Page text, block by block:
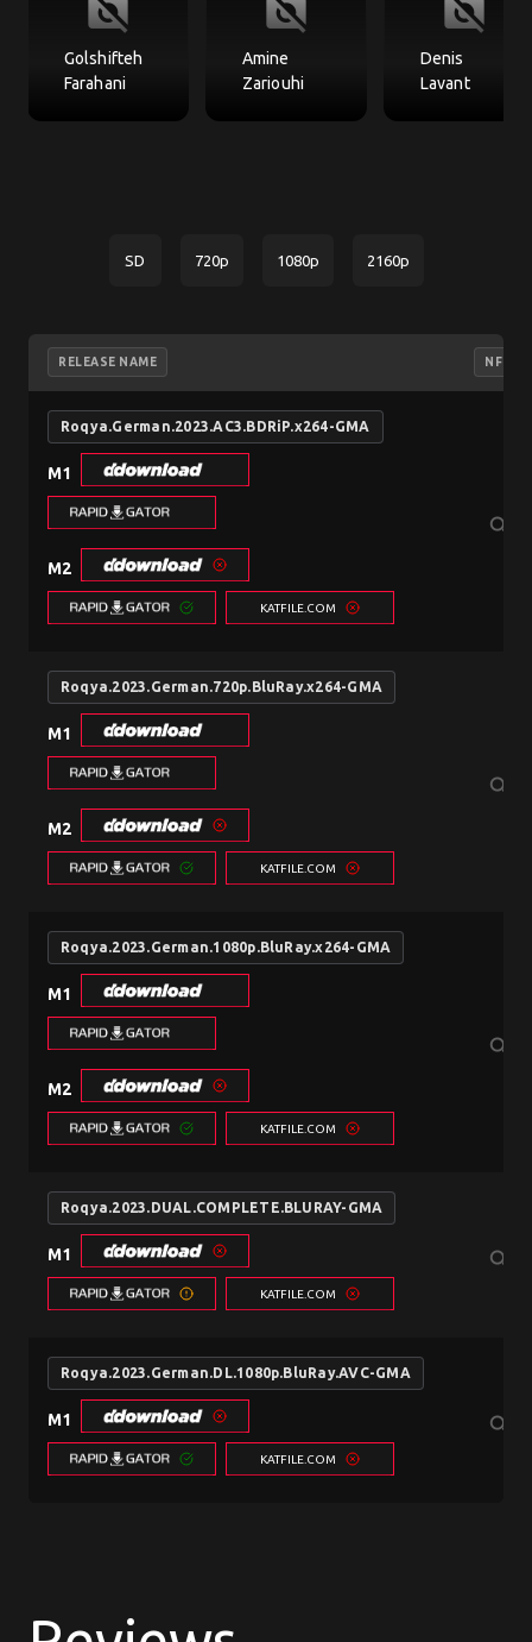
no_photography
Golshifteh
Farahani
no_photography
Amine
Zariouhi
no_photography
Denis
Lavant
SD 720p 1080p 2160p
RELEASE NAME NFO
Roqya.German.2023.AC3.BDRiP.x264-GMA
M1
M2
KATFILE.COM
search
Roqya.2023.German.720p.BluRay.x264-GMA
M1
M2
KATFILE.COM
search
Roqya.2023.German.1080p.BluRay.x264-GMA
M1
M2
KATFILE.COM
search
Roqya.2023.DUAL.COMPLETE.BLURAY-GMA
M1
KATFILE.COM
search
Roqya.2023.German.DL.1080p.BluRay.AVC-GMA
M1
KATFILE.COM
search